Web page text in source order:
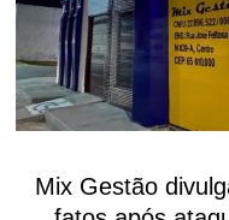
Mix Gestão